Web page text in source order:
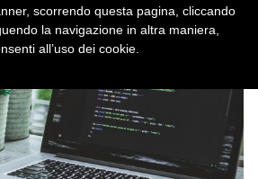
scorrendo questa pagina, cliccando
la navigazione in altra maniera,
all’uso dei cookie.